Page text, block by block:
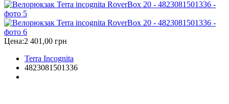
Цена:2 401,00 грн
Terra Incognita
4823081501336